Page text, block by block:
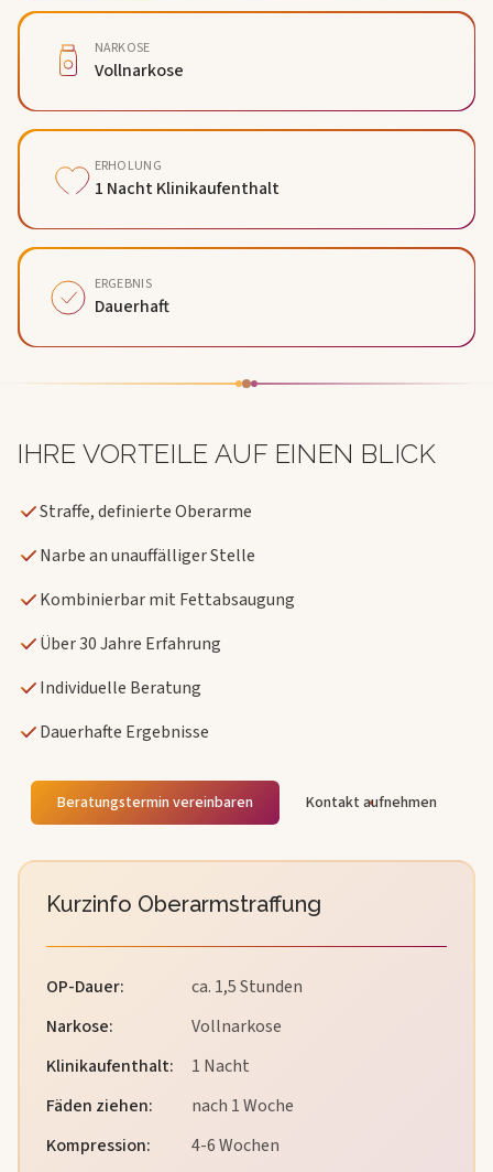
NARKOSE
Vollnarkose
ERHOLUNG
1 Nacht Klinikaufenthalt
ERGEBNIS
Dauerhaft
IHRE VORTEILE AUF EINEN BLICK
Straffe, definierte Oberarme
Narbe an unauffälliger Stelle
Kombinierbar mit Fettabsaugung
Über 30 Jahre Erfahrung
Individuelle Beratung
Dauerhafte Ergebnisse
Beratungstermin vereinbaren Kontakt aufnehmen
Kurzinfo Oberarmstraffung
OP-Dauer:
ca. 1,5 Stunden
Narkose:
Vollnarkose
Klinikaufenthalt:
1 Nacht
Fäden ziehen:
nach 1 Woche
Kompression:
4-6 Wochen